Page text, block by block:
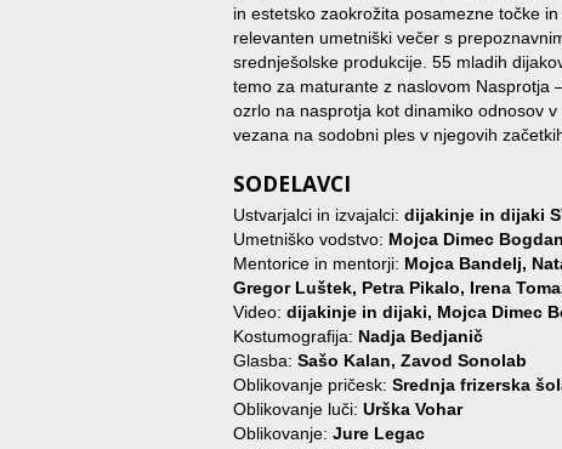
in estetsko zaokrožita posamezne točke
relevanten umetniški večer s
srednješolske produkcije. 55 mladih
temo za maturante z naslovom Nasprotja
ozrlo na nasprotja kot dinamiko odnosov
vezana na sodobni ples v njegovih
SODELAVCI
Ustvarjalci in izvajalci: dijakinje in dijaki
Umetniško vodstvo: Mojca Dimec
Mentorice in mentorji: Mojca Bandelj,
Gregor Luštek, Petra Pikalo, Irena
Video: dijakinje in dijaki, Mojca Dimec
Kostumografija: Nadja Bedjanič
Glasba: Sašo Kalan, Zavod Sonolab
Oblikovanje pričesk: Srednja frizerska
Oblikovanje luči: Urška Vohar
Oblikovanje: Jure Legac